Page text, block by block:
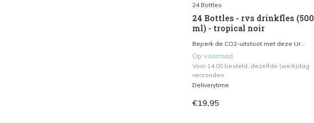
24 Bottles
24 Bottles - rvs drinkfles (500
ml) - tropical noir
Beperk de CO2-uitstoot met deze Ur...
Op voorraad
Voor 14.00 besteld, dezelfde (werk)dag
verzonden.
Deliverytime
€19,95